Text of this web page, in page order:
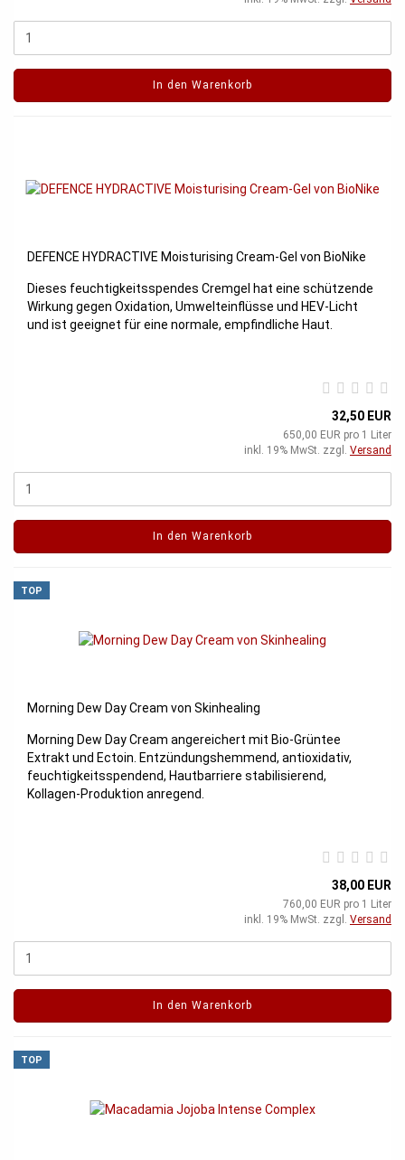
In den Warenkorb
DEFENCE HYDRACTIVE Moisturising Cream-Gel von BioNike
Dieses feuchtigkeitsspendes Cremgel hat eine schützende
Wirkung gegen Oxidation, Umwelteinflüsse und HEV-Licht
und ist geeignet für eine normale, empfindliche Haut.
32,50 EUR
650,00 EUR pro 1 Liter
inkl. 19% MwSt. zzgl. Versand
In den Warenkorb
TOP
Morning Dew Day Cream von Skinhealing
Morning Dew Day Cream angereichert mit Bio-Grüntee
Extrakt und Ectoin. Entzündungshemmend, antioxidativ,
feuchtigkeitsspendend, Hautbarriere stabilisierend,
Kollagen-Produktion anregend.
38,00 EUR
760,00 EUR pro 1 Liter
inkl. 19% MwSt. zzgl. Versand
In den Warenkorb
TOP